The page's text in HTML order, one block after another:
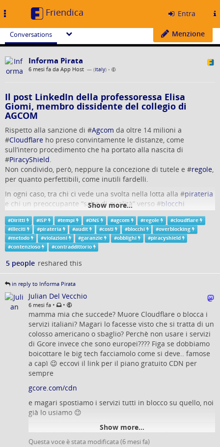
Friendica Entra
Conversations Menzione
Informa Pirata
6 mesi fa da App Host — (Italy) •
Il post LinkedIn della professoressa Elisa
Giomi, membro dissidente del collegio di
AGCOM
Rispetto alla sanzione di #Agcom da oltre 14 milioni a
#Cloudflare ho preso convintamente le distanze, come
sull’intero procedimento che ha portato alla nascita di
#PiracyShield.
Non condivido, però, neppure la concezione di tutele e #regole,
per quanto perfettibili, come inutili fardelli.
In ogni caso, tra chi ci vede una svolta nella lotta alla #pirateria
e chi un preoccupante “salto di qualità” verso #blocchi
riaperto un confronto importante.
Che merita meno tifoserie e più #metodo.
Tipo: discutere di proporzionalità, #
possano fare la differenza tra costruire uno strumento stabile o
1) Se l’enforcement si estende verso servizi infrastrutturali
come #DNSpubblici, CDN o altri intermediari tecnici, il tema
non è se i fornitori possano avere un ruolo nel contrasto ai
contenuti #illecitima come evitare criteri troppo larghi che
finiscano per trascinare nella rete anche usi pienamente leciti.
Un’infrastruttura molto diffusa può comparire spesso anche
nei contesti illeciti, ma questo non dovrebbe tradursi
automaticamente in #obblighiapplicati in modo indistinto.
2) Alla velocità del blocco dovrebbe corrispondere una velocità
comparabile di correzione, con procedure chiare, tracciabili e
tempi di ripristino espliciti, perché gli errori o gli #
per quanto non desiderati sono sempre possibili e quando
accadono ne derivano danni immediati.
3) È fisiologico che le segnalazioni operative arrivino dai titolari
dirittio da soggetti incaricati ma un sistema di
Show more...
#Diritti #ISP #tempi #DNS #agcom #regole #cloudflare
#illeciti #pirateria #audit #costi #blocchi #overblocking
#metodo #violazioni #garanzie #obblighi #piracyshield
#contenzioso #contraddittorio
5 people reshared this
in reply to Informa Pirata
Julian Del Vecchio
6 mesi fa • •
mamma mia che succede? Muore Cloudflare o blocca i
servizi italiani? Magari lo facesse visto che si tratta di un
colosso americano o sbaglio? Perchè non usare i servizi
di Gcore invece che sono europei???? Figa se dobbiamo
boicottare le big tech facciamolo come si deve.. famose
a capì 😉 eccovi il link per il piano gratuito CDN per
sempre
gcore.com/cdn
e magari spostiamo i servizi tutti in blocco su quello, noi
già lo usiamo 😉
Show more...
Questa voce è stata modificata (6 mesi fa)